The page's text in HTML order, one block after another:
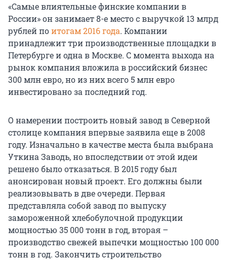
«Самые влиятельные финские компании в
России» он занимает 8-е место с выручкой 13 млрд
рублей поитогам 2016 года. Компании
принадлежит три производственные площадки в
Петербурге и одна в Москве. С момента выхода на
рынок компания вложила в российский бизнес
300 млн евро, но из них всего 5 млн евро
инвестировано за последний год.
О намерении построить новый завод в Северной
столице компания впервые заявила еще в 2008
году. Изначально в качестве места была выбрана
Уткина Заводь, но впоследствии от этой идеи
решено было отказаться. В 2015 году был
анонсирован новый проект. Его должны были
реализовывать в две очереди. Первая
представляла собой завод по выпуску
замороженной хлебобулочной продукции
мощностью 35 000 тонн в год, вторая –
производство свежей выпечки мощностью 100 000
тонн в год. Закончить строительство